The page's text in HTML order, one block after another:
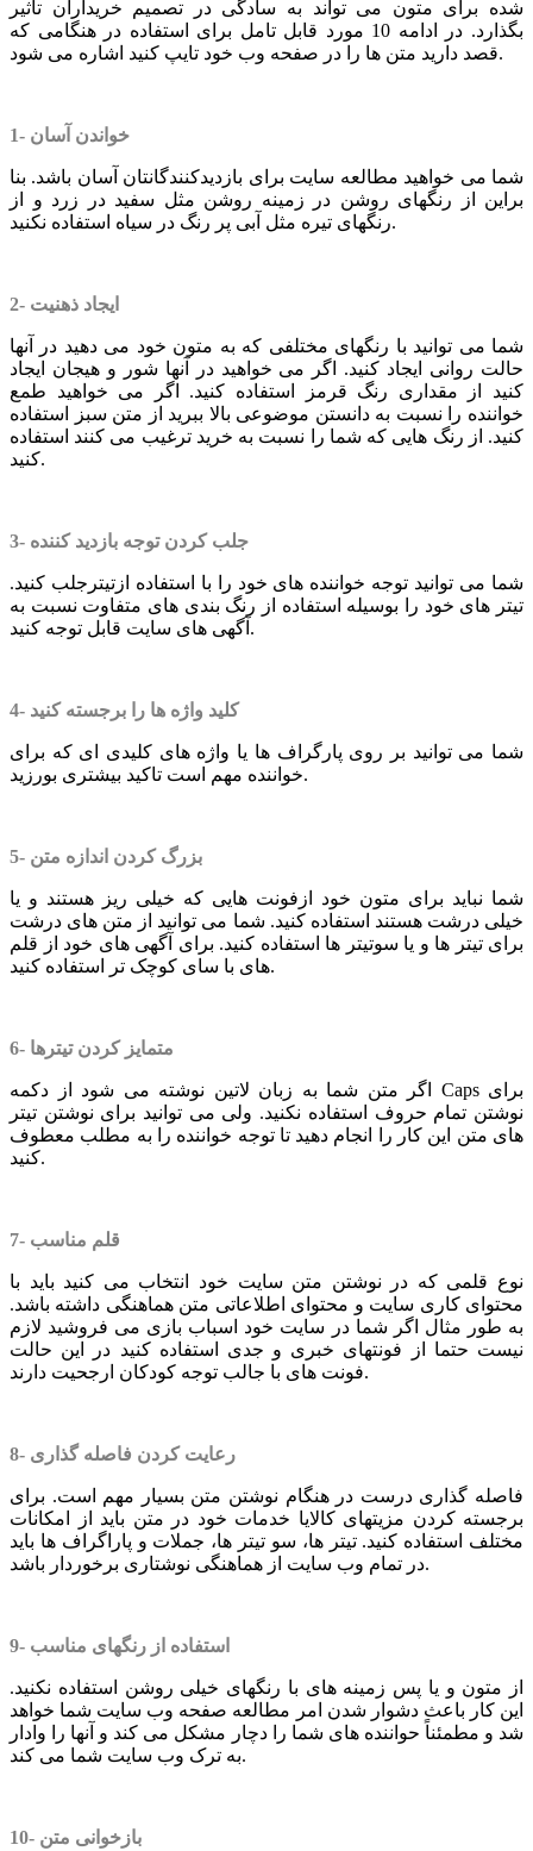
شده برای متون می تواند به سادگی در تصمیم خریداران تاثیر
بگذارد. در ادامه 10 مورد قابل تامل برای استفاده در هنگامی که
قصد دارید متن ها را در صفحه وب خود تایپ کنید اشاره می شود.
1- خواندن آسان
شما می خواهید مطالعه سایت برای بازدیدکنندگانتان آسان باشد. بنا
براین از رنگهای روشن در زمینه روشن مثل سفید در زرد و از
رنگهای تیره مثل آبی پر رنگ در سیاه استفاده نکنید.
2- ایجاد ذهنیت
شما می توانید با رنگهای مختلفی که به متون خود می دهید در آنها
حالت روانی ایجاد کنید. اگر می خواهید در آنها شور و هیجان ایجاد
کنید از مقداری رنگ قرمز استفاده کنید. اگر می خواهید طمع
خواننده را نسبت به دانستن موضوعی بالا ببرید از متن سبز استفاده
کنید. از رنگ هایی که شما را نسبت به خرید ترغیب می کنند استفاده
کنید.
3- جلب کردن توجه بازدید کننده
شما می توانید توجه خواننده های خود را با استفاده ازتیترجلب کنید.
تیتر های خود را بوسیله استفاده از رنگ بندی های متفاوت نسبت به
آگهی های سایت قابل توجه کنید.
4- کلید واژه ها را برجسته کنید
شما می توانید بر روی پارگراف ها یا واژه های کلیدی ای که برای
خواننده مهم است تاکید بیشتری بورزید.
5- بزرگ کردن اندازه متن
شما نباید برای متون خود ازفونت هایی که خیلی ریز هستند و یا
خیلی درشت هستند استفاده کنید. شما می توانید از متن های درشت
برای تیتر ها و یا سوتیتر ها استفاده کنید. برای آگهی های خود از قلم
های با سای کوچک تر استفاده کنید.
6- متمایز کردن تیترها
اگر متن شما به زبان لاتین نوشته می شود از دکمه Caps برای
نوشتن تمام حروف استفاده نکنید. ولی می توانید برای نوشتن تیتر
های متن این کار را انجام دهید تا توجه خواننده را به مطلب معطوف
کنید.
7- قلم مناسب
نوع قلمی که در نوشتن متن سایت خود انتخاب می کنید باید با
محتوای کاری سایت و محتوای اطلاعاتی متن هماهنگی داشته باشد.
به طور مثال اگر شما در سایت خود اسباب بازی می فروشید لازم
نیست حتما از فونتهای خبری و جدی استفاده کنید در این حالت
فونت های با جالب توجه کودکان ارجحیت دارند.
8- رعایت کردن فاصله گذاری
فاصله گذاری درست در هنگام نوشتن متن بسیار مهم است. برای
برجسته کردن مزیتهای کالایا خدمات خود در متن باید از امکانات
مختلف استفاده کنید. تیتر ها، سو تیتر ها، جملات و پاراگراف ها باید
در تمام وب سایت از هماهنگی نوشتاری برخوردار باشد.
9- استفاده از رنگهای مناسب
از متون و یا پس زمینه های با رنگهای خیلی روشن استفاده نکنید.
این کار باعث دشوار شدن امر مطالعه صفحه وب سایت شما خواهد
شد و مطمئناً حواننده های شما را دچار مشکل می کند و آنها را وادار
به ترک وب سایت شما می کند.
10- بازخوانی متن